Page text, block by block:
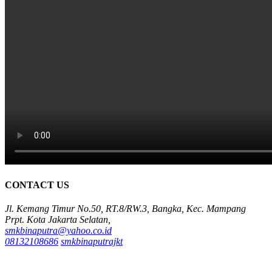
CONTACT US
Jl. Kemang Timur No.50, RT.8/RW.3, Bangka, Kec. Mampang
Prpt. Kota Jakarta Selatan,
smkbinaputra@yahoo.co.id
08132108686 smkbinaputrajkt